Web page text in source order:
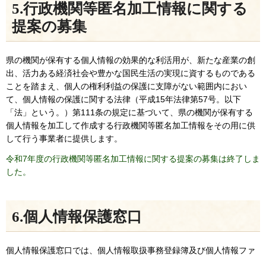
5.行政機関等匿名加工情報に関する
提案の募集
県の機関が保有する個人情報の効果的な利活用が、新たな産業の創
出、活力ある経済社会や豊かな国民生活の実現に資するものである
ことを踏まえ、個人の権利利益の保護に支障がない範囲内におい
て、個人情報の保護に関する法律（平成15年法律第57号。以下
「法」という。）第111条の規定に基づいて、県の機関が保有する
個人情報を加工して作成する行政機関等匿名加工情報をその用に供
して行う事業者に提供します。
令和7年度の行政機関等匿名加工情報に関する提案の募集は終了しま
した。
6.個人情報保護窓口
個人情報保護窓口では、個人情報取扱事務登録簿及び個人情報ファ